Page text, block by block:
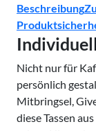
Beschreibung
Nicht nur für
persönlich
Mitbringsel,
diese Tassen